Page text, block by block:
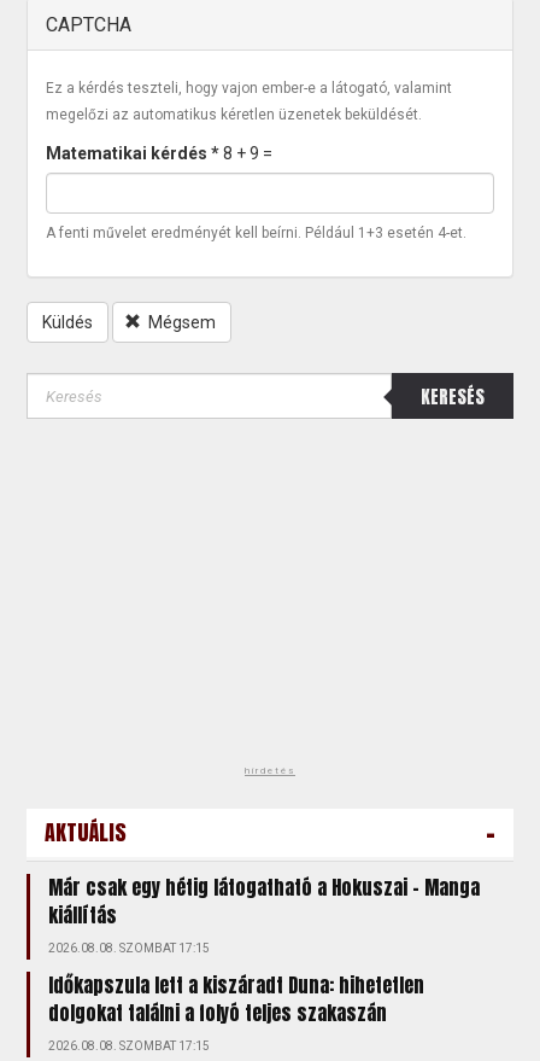
CAPTCHA
Ez a kérdés teszteli, hogy vajon ember-e a látogató, valamint
megelőzi az automatikus kéretlen üzenetek beküldését.
Matematikai kérdés*8 + 9 =
A fenti művelet eredményét kell beírni. Például 1+3 esetén 4-et.
Küldés Mégsem
KERESÉS
hirdetés
AKTUÁLIS -
Már csak egy hétig látogatható a Hokuszai – Manga
kiállítás
2026.08.08. SZOMBAT 17:15
Időkapszula lett a kiszáradt Duna: hihetetlen
dolgokat találni a folyó teljes szakaszán
2026.08.08. SZOMBAT 17:15